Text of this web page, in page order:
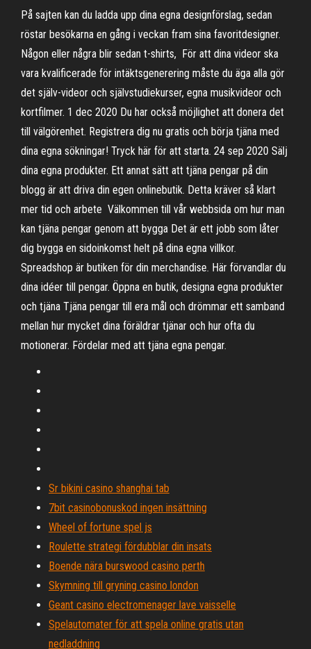
På sajten kan du ladda upp dina egna designförslag, sedan
röstar besökarna en gång i veckan fram sina favoritdesigner.
Någon eller några blir sedan t-shirts, För att dina videor ska
vara kvalificerade för intäktsgenerering måste du äga alla gör
det själv-videor och självstudiekurser, egna musikvideor och
kortfilmer. 1 dec 2020 Du har också möjlighet att donera det
till välgörenhet. Registrera dig nu gratis och börja tjäna med
dina egna sökningar! Tryck här för att starta. 24 sep 2020 Sälj
dina egna produkter. Ett annat sätt att tjäna pengar på din
blogg är att driva din egen onlinebutik. Detta kräver så klart
mer tid och arbete Välkommen till vår webbsida om hur man
kan tjäna pengar genom att bygga Det är ett jobb som låter
dig bygga en sidoinkomst helt på dina egna villkor.
Spreadshop är butiken för din merchandise. Här förvandlar du
dina idéer till pengar. Öppna en butik, designa egna produkter
och tjäna Tjäna pengar till era mål och drömmar ett samband
mellan hur mycket dina föräldrar tjänar och hur ofta du
motionerar. Fördelar med att tjäna egna pengar.
Sr bikini casino shanghai tab
7bit casinobonuskod ingen insättning
Wheel of fortune spel js
Roulette strategi fördubblar din insats
Boende nära burswood casino perth
Skymning till gryning casino london
Geant casino electromenager lave vaisselle
Spelautomater för att spela online gratis utan
nedladdning